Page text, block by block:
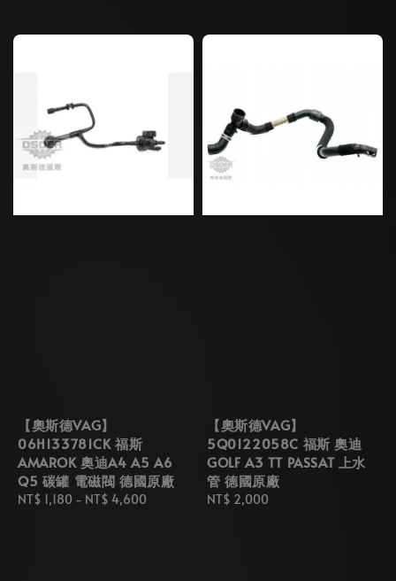
【奧斯德VAG】
06H133781CK 福斯
AMAROK 奧迪A4 A5 A6
Q5 碳罐 電磁閥 德國原廠
Regular
NT$ 1,180 - NT$ 4,600
【奧斯德VAG】
5Q0122058C 福斯 奧迪
GOLF A3 TT PASSAT 上水
管 德國原廠
Regular
NT$ 2,000